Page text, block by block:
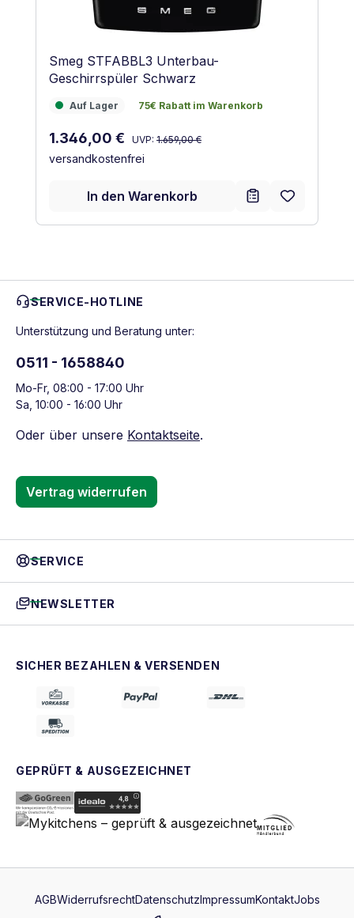
Smeg STFABBL3 Unterbau-
Geschirrspüler Schwarz
Auf Lager
Auf Lager 75€ Rabatt im Warenkorb
75€ Rabatt im Warenkorb
Verkaufspreis:
1.346,00 € Regulärer Preis:
UVP: 1.659,00 €
versandkostenfrei
In den Warenkorb
SERVICE-HOTLINE
Unterstützung und Beratung unter:
0511 - 1658840
Mo-Fr, 08:00 - 17:00 Uhr
Sa, 10:00 - 16:00 Uhr
Oder über unsere Kontaktseite.
Vertrag widerrufen
SERVICE
NEWSLETTER
SICHER BEZAHLEN & VERSENDEN
GEPRÜFT & AUSGEZEICHNET
AGBWiderrufsrechtDatenschutzImpressumKontaktJobs